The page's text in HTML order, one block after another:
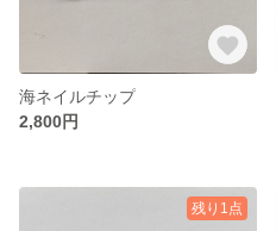
海ネイルチップ
2,800円
残り1点